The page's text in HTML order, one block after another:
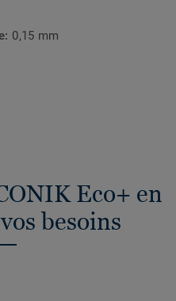
0,15 mm
Eco+ en
besoins